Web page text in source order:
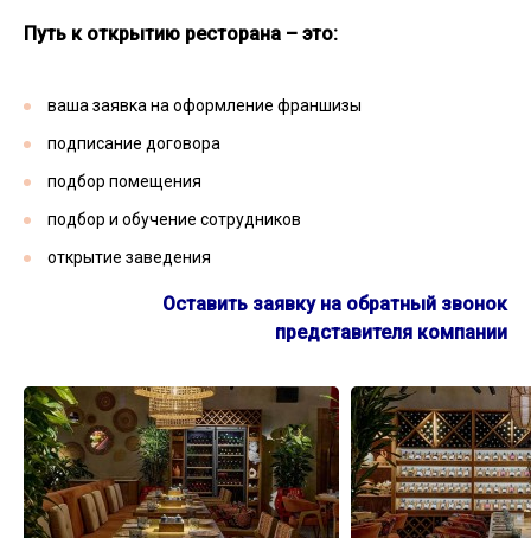
Путь к открытию ресторана – это:
ваша заявка на оформление франшизы
подписание договора
подбор помещения
подбор и обучение сотрудников
открытие заведения
Оставить заявку на обратный звонок
представителя компании